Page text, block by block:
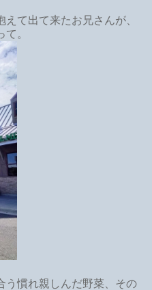
て出て来たお兄さんが、
。
う慣れ親しんだ野菜、その